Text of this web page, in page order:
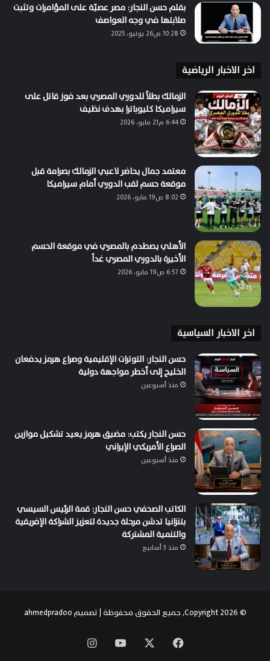
بقلم حسن النجار: مصر عصيّة على المؤامرات وتثبت
صلابتها في وجه العواصف
10:28 ص26 يونيو، 2025
اخر الاخبار الرياضية
الزمالك بطلاً للدوري المصري بعد فوز قاتل على
سيراميكا كليوباترا بهدف نظيف
6:44 م21 مايو، 2026
معتمد جمال يحاضر لاعبي الزمالك بصرامة قبل
موقعة حسم لقب الدوري أمام سيراميكا
8:02 ص19 مايو، 2026
الأهلي يصطدم بالمصري في موقعة الحسم
الأخيرة بالدوري المصري غداً
6:57 ص19 مايو، 2026
اخر الاخبار السياسية
حسن النجار: التوترات الإقليمية وصراع هرمز يدفعان
الخليج إلى أخطر مواجهة دولية
منذ أسبوعين
حسن النجار يكتب: مضيق هرمز يعيد تشكيل موازين
الصراع الأمريكي الإيراني
منذ أسبوعين
الكاتب الصحفي حسن النجار: قمة الرئيس السيسي
بتنزانيا تدشن مرحلة جديدة لتعزيز الشراكة الإفريقية
والتنمية المشتركة
منذ 3 أسابيع
© Copyright 2026, جميع الحقوق محفوظة | تصميم ahmedpradoo
فيسبوك ‫YouTube